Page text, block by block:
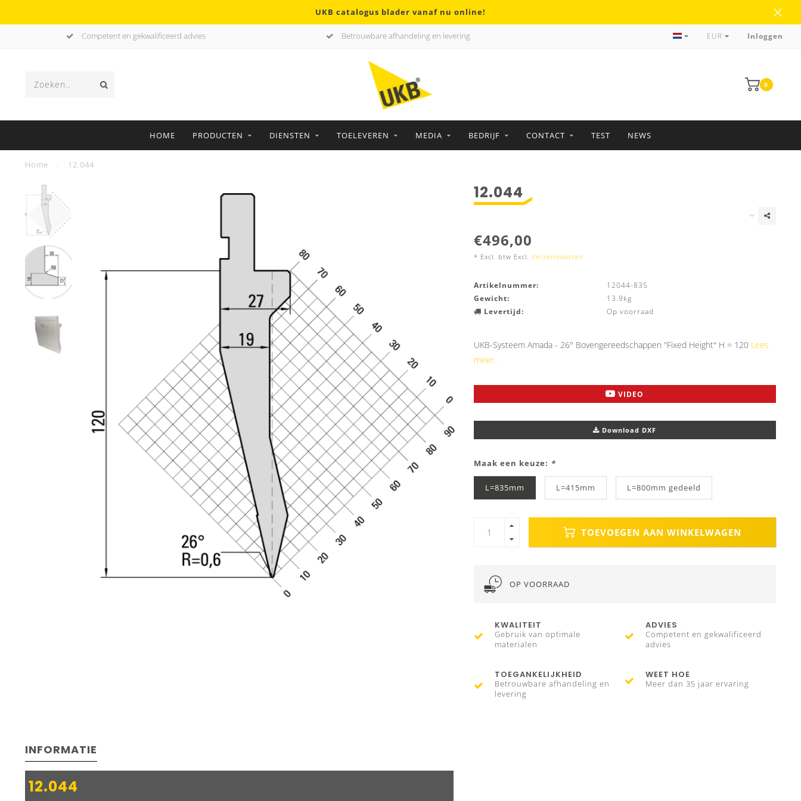
UKB catalogus blader vanaf nu online!
Competent en gekwalificeerd advies Betrouwbare afhandeling en levering Meer dan 35 jaar ervaringEUR Inloggen
0
HOME PRODUCTEN DIENSTEN TOELEVEREN MEDIA BEDRIJF CONTACT TEST NEWS
Home 12.044
12.044
€496,00
* Excl. btw Excl. Verzendkosten
Artikelnummer:
12044-835
Gewicht:
13.9kg
Levertijd:
Op voorraad
UKB-Systeem Amada - 26° Bovengereedschappen "Fixed Height" H = 120 Lees
meer..
VIDEO
Download DXF
Maak een keuze: *
L=835mm L=415mm L=800mm gedeeld
TOEVOEGEN AAN WINKELWAGEN
OP VOORRAAD
KWALITEIT
Gebruik van optimale
materialen
ADVIES
Competent en gekwalificeerd
advies
TOEGANKELIJKHEID
Betrouwbare afhandeling en
levering
WEET HOE
Meer dan 35 jaar ervaring
INFORMATIE
12.044